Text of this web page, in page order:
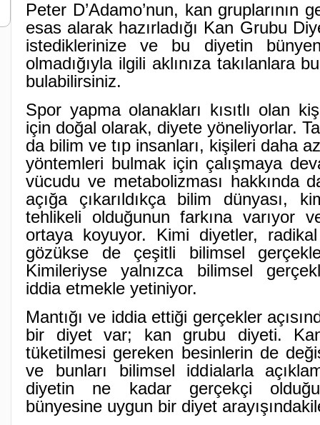
Peter D’Adamo’nun, kan gruplarının
esas alarak hazırladığı Kan Grubu
istediklerinize ve bu diyetin
olmadığıyla ilgili aklınıza takılanlara
bulabilirsiniz.
Spor yapma olanakları kısıtlı olan
için doğal olarak, diyete yöneliyorlar.
da bilim ve tıp insanları, kişileri daha
yöntemleri bulmak için çalışmaya
vücudu ve metabolizması hakkında
açığa çıkarıldıkça bilim dünyası,
tehlikeli olduğunun farkına varıyor
ortaya koyuyor. Kimi diyetler,
gözükse de çeşitli bilimsel
Kimileriyse yalnızca bilimsel
iddia etmekle yetiniyor.
Mantığı ve iddia ettiği gerçekler
bir diyet var; kan grubu diyeti.
tüketilmesi gereken besinlerin de
ve bunları bilimsel iddialarla
diyetin ne kadar gerçekçi
bünyesine uygun bir diyet